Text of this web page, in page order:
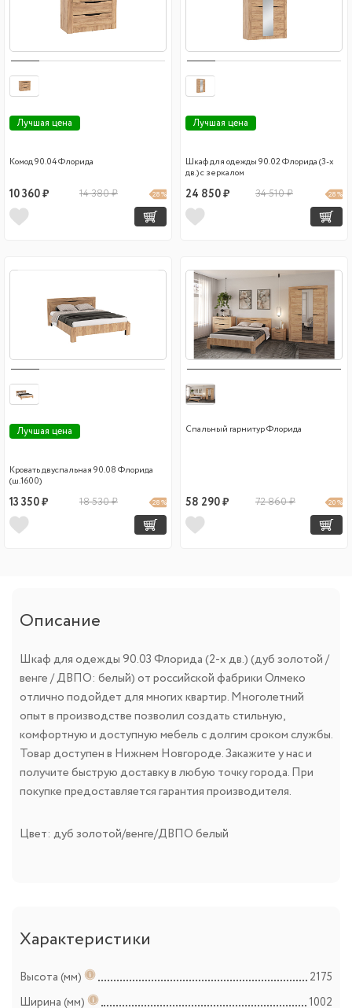
Лучшая цена
Комод 90.04 Флорида
10 360 ₽ 14 380 ₽ 28 %
Лучшая цена
Шкаф для одежды 90.02 Флорида (3-х
дв.) с зеркалом
24 850 ₽ 34 510 ₽ 28 %
Лучшая цена
Кровать двуспальная 90.08 Флорида
(ш.1600)
13 350 ₽ 18 530 ₽ 28 %
Спальный гарнитур Флорида
58 290 ₽ 72 860 ₽ 20 %
Описание
Шкаф для одежды 90.03 Флорида (2-х дв.) (дуб золотой /
венге / ДВПО: белый) от российской фабрики Олмеко
отлично подойдет для многих квартир. Многолетний
опыт в производстве позволил создать стильную,
комфортную и доступную мебель с долгим сроком службы.
Товар доступен в Нижнем Новгороде. Закажите у нас и
получите быструю доставку в любую точку города. При
покупке предоставляется гарантия производителя.
Цвет: дуб золотой/венге/ДВПО белый
Характеристики
Высота (мм)
2175
Ширина (мм)
1002